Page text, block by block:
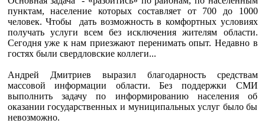
пунктам, население которых составляет от 700 до 1000
человек. Чтобы дать возможность в комфортных условиях
получать услуги всем без исключения жителям области.
Сегодня уже к нам приезжают перенимать опыт. Недавно в
гостях были свердловские коллеги...
Андрей Дмитриев выразил благодарность средствам
массовой информации области. Без поддержки СМИ
выполнить задачу по информированию населения об
оказании государственных и муниципальных услуг было бы
невозможно.